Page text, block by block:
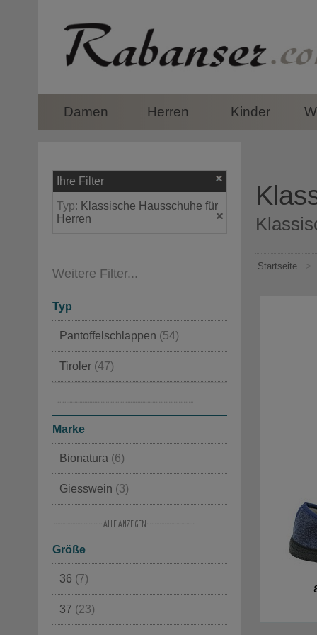
Damen Herren Kinder
Ihre Filter
Typ: Klassische Hausschuhe für
Herren
Weitere Filter...
Typ
Pantoffelschlappen (54)
Tiroler (47)
Orthopädische Schlappen
Marke
Bionatura (6)
Giesswein (3)
Haflinger(4)
Haunold
Loewenweiss
Orthopant
Größe
36 (7)
37 (23)
Startseite >